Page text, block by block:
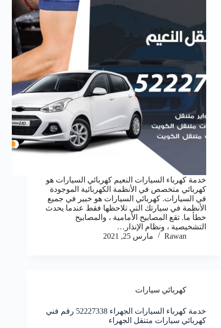
خدمة كهرباء السيارات النعيم كهربائي السيارات هو
كهربائي متخصص في الأنظمة الكهربائية الموجودة
في السيارات. كهربائي السيارات هو خبير في جميع
الأنظمة في سيارتك التي تلاحظها فقط عندما يحدث
خطأ ما. تقع المصابيح الأمامية ، والمصابيح
التشخيصية ، ونظام الإنذار…
Rawan
مارس 25, 2021
كهربائي سيارات
خدمة كهرباء السيارات الجهراء 52227338 رقم فني
كهربائي سيارات متنقل الجهراء